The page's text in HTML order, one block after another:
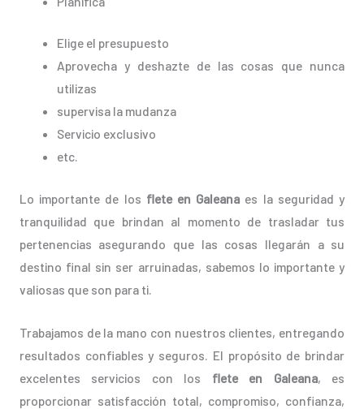
Elige el presupuesto
Aprovecha y deshazte de las cosas que nunca
utilizas
supervisa la mudanza
Servicio exclusivo
etc.
Lo importante de los flete en Galeana es la seguridad y
tranquilidad que brindan al momento de trasladar tus
pertenencias asegurando que las cosas llegarán a su
destino final sin ser arruinadas, sabemos lo importante y
valiosas que son para ti.
Trabajamos de la mano con nuestros clientes, entregando
resultados confiables y seguros. El propósito de brindar
excelentes servicios con los flete en Galeana, es
proporcionar satisfacción total, compromiso, confianza,